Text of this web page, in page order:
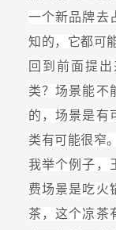
一个新品牌去
知的，它都可
回到前面提
类？场景能不
的，场景是有
类有可能很窄。
我举个例子，
费场景是吃火
茶，这个凉茶